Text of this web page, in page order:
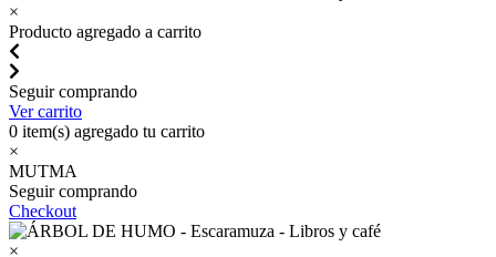
×
Producto agregado a carrito
Seguir comprando
Ver carrito
0 item(s) agregado tu carrito
×
MUTMA
Seguir comprando
Checkout
×